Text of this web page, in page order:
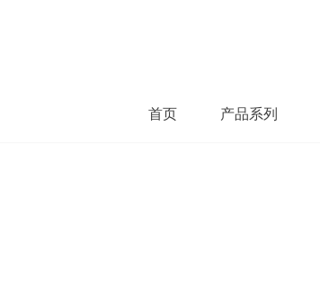
首页 产品系列